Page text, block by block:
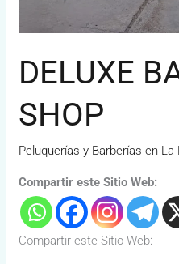
DELUXE
SHOP
Peluquerías y Barberías en La
Compartir este Sitio Web:
Compartir este Sitio Web: